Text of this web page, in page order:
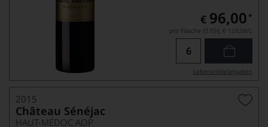
€ 96,00 *
pro Flasche (0.75l), € 128,00/L
Lebensmittel­angaben
2015
Château Sénéjac
HAUT-MÉDOC AOP